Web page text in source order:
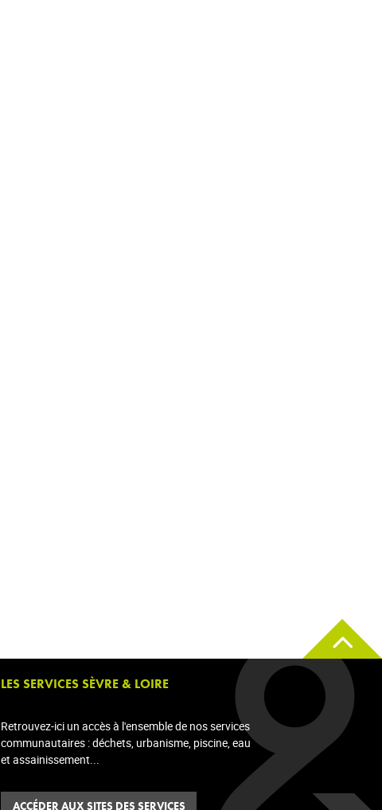
LES SERVICES SÈVRE & LOIRE
Retrouvez-ici un accès à l'ensemble de nos services
communautaires : déchets, urbanisme, piscine, eau
et assainissement...
ACCÉDER AUX SITES DES SERVICES